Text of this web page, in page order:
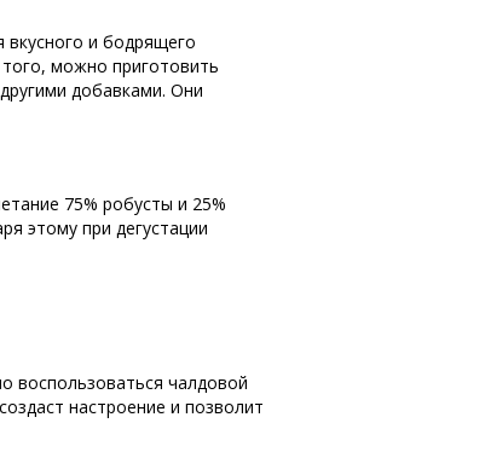
вкусного и бодрящего
можно приготовить
добавками. Они
75% робусты и 25%
этому при дегустации
воспользоваться чалдовой
настроение и позволит